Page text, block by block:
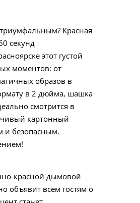
Красная
секунд
этот густой
моментов: от
образов в
в 2 дюйма, шашка
смотрится в
картонный
и безопасным.
красной дымовой
объявит всем гостям о